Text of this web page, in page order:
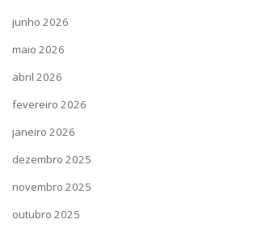
junho 2026
maio 2026
abril 2026
fevereiro 2026
janeiro 2026
dezembro 2025
novembro 2025
outubro 2025